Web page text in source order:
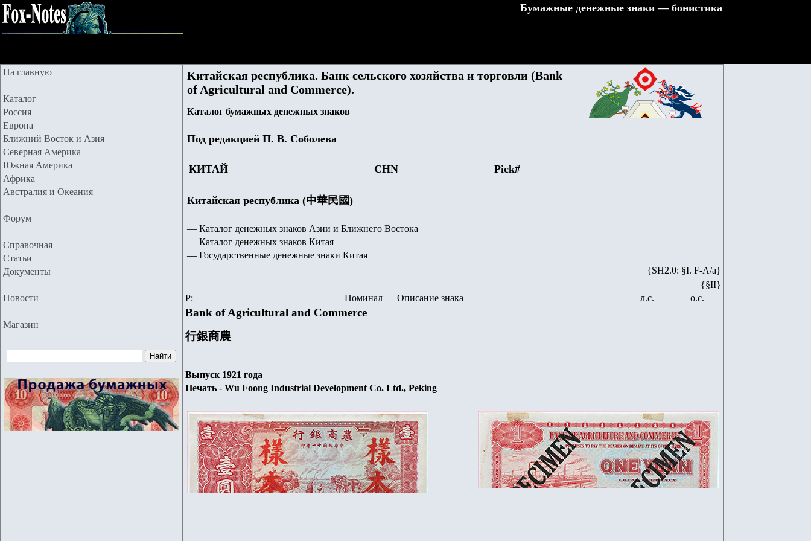
Бумажные денежные знаки — бонистика
На главную
Каталог
Россия
Европа
Ближний Восток и Азия
Северная Америка
Южная Америка
Африка
Австралия и Океания
Форум
Справочная
Статьи
Документы
Новости
Магазин
Китайская республика. Банк сельского хозяйства и торговли (Bank
of Agricultural and Commerce).
Каталог бумажных денежных знаков
Под редакцией П. В. Соболева
КИТАЙ CHN Pick#
Китайская республика (中華民國)
— Каталог денежных знаков Азии и Ближнего Востока
— Каталог денежных знаков Китая
— Государственные денежные знаки Китая
{SH2.0: §I. F-А/а}
{§II}
P: — Номинал — Описание знака л.с. о.с.
Bank of Agricultural and Commerce
行銀商農
Выпуск 1921 года
Печать - Wu Foong Industrial Development Co. Ltd., Peking